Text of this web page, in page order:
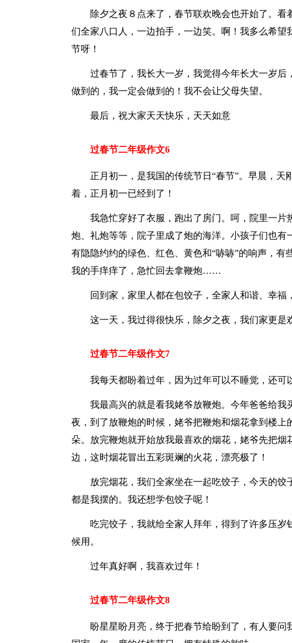
除夕之夜８点来了，春节联欢晚会也开始了。
们全家八口人，一边拍手，一边笑。啊！我多么希
节呀！
过春节了，我长大一岁，我觉得今年长大一岁
做到的，我一定会做到的！我不会让父母失望。
最后，祝大家天天快乐，天天如意
过春节二年级作文6
正月初一，是我国的传统节日“春节”。早晨，
着，正月初一已经到了！
我急忙穿好了衣服，跑出了房门。呵，院里一
炮、礼炮等等，院子里成了炮的海洋。小孩子们也
有隐隐约约的绿色、红色、黄色和“哧哧”的响声，有
我的手痒痒了，急忙回去拿鞭炮……
回到家，家里人都在包饺子，全家人和谐、幸福
这一天，我过得很快乐，除夕之夜，我们家更是
过春节二年级作文7
我每天都盼着过年，因为过年可以不睡觉，还可
我最高兴的就是看我姥爷放鞭炮。今年爸爸给
夜，到了放鞭炮的时候，姥爷把鞭炮和烟花拿到楼
朵。放完鞭炮就开始放我最喜欢的烟花，姥爷先把
边，这时烟花冒出五彩斑斓的火花，漂亮极了！
放完烟花，我们全家坐在一起吃饺子，今天的
都是我摆的。我还想学包饺子呢！
吃完饺子，我就给全家人拜年，得到了许多压
候用。
过年真好啊，我喜欢过年！
过春节二年级作文8
盼星星盼月亮，终于把春节给盼到了，有人要